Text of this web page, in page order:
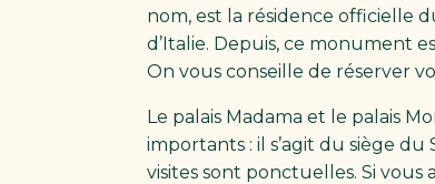
nom, est la résidence officielle
d’Italie. Depuis, ce monument
On vous conseille de réserver
Le palais Madama et le palais
importants : il s’agit du siège
visites sont ponctuelles. Si